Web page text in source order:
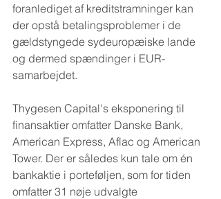
foranlediget af kreditstramninger kan
der opstå betalingsproblemer i de
gældstyngede sydeuropæiske lande
og dermed spændinger i EUR-
samarbejdet.
Thygesen Capital's eksponering til
finansaktier omfatter Danske Bank,
American Express, Aflac og American
Tower. Der er således kun tale om én
bankaktie i porteføljen, som for tiden
omfatter 31 nøje udvalgte